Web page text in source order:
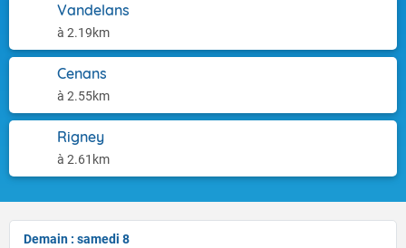
Vandelans
à 2.19km
Cenans
à 2.55km
Rigney
à 2.61km
Demain : samedi 8